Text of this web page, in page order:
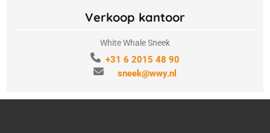
Verkoop kantoor
White Whale Sneek
+31 6 2015 48 90
sneek@wwy.nl